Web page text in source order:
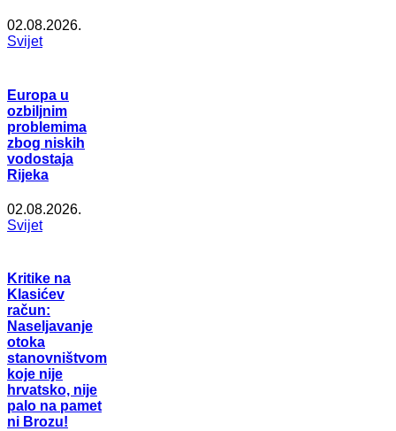
02.08.2026.
Svijet
Europa u
ozbiljnim
problemima
zbog niskih
vodostaja
Rijeka
02.08.2026.
Svijet
Kritike na
Klasićev
račun:
Naseljavanje
otoka
stanovništvom
koje nije
hrvatsko, nije
palo na pamet
ni Brozu!